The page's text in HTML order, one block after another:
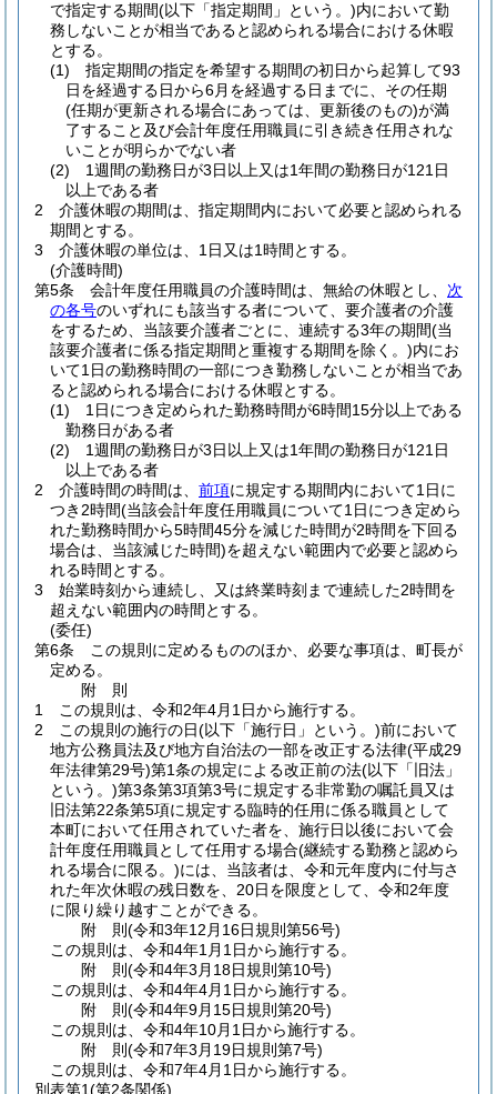
で指定する期間(以下「指定期間」という。)内において勤
務しないことが相当であると認められる場合における休暇
とする。
(1)
指定期間の指定を希望する期間の初日から起算して93
日を経過する日から6月を経過する日までに、その任期
(任期が更新される場合にあっては、更新後のもの)が満
了すること及び会計年度任用職員に引き続き任用されな
いことが明らかでない者
(2)
1週間の勤務日が3日以上又は1年間の勤務日が121日
以上である者
2
介護休暇の期間は、指定期間内において必要と認められる
期間とする。
3
介護休暇の単位は、1日又は1時間とする。
(介護時間)
第5条
会計年度任用職員の介護時間は、無給の休暇とし、 次
の各号のいずれにも該当する者について、要介護者の介護
をするため、当該要介護者ごとに、連続する3年の期間(当
該要介護者に係る指定期間と重複する期間を除く。)内にお
いて1日の勤務時間の一部につき勤務しないことが相当であ
ると認められる場合における休暇とする。
(1)
1日につき定められた勤務時間が6時間15分以上である
勤務日がある者
(2)
1週間の勤務日が3日以上又は1年間の勤務日が121日
以上である者
2
介護時間の時間は、 前項に規定する期間内において1日に
つき2時間(当該会計年度任用職員について1日につき定めら
れた勤務時間から5時間45分を減じた時間が2時間を下回る
場合は、当該減じた時間)を超えない範囲内で必要と認めら
れる時間とする。
3
始業時刻から連続し、又は終業時刻まで連続した2時間を
超えない範囲内の時間とする。
(委任)
第6条
この規則に定めるもののほか、必要な事項は、町長が
定める。
附 則
1
この規則は、令和2年4月1日から施行する。
2
この規則の施行の日(以下「施行日」という。)前において
地方公務員法及び地方自治法の一部を改正する法律(平成29
年法律第29号)第1条の規定による改正前の法(以下「旧法」
という。)第3条第3項第3号に規定する非常勤の嘱託員又は
旧法第22条第5項に規定する臨時的任用に係る職員として
本町において任用されていた者を、施行日以後において会
計年度任用職員として任用する場合(継続する勤務と認めら
れる場合に限る。)には、当該者は、令和元年度内に付与さ
れた年次休暇の残日数を、20日を限度として、令和2年度
に限り繰り越すことができる。
附 則(令和3年12月16日規則第56号)
この規則は、令和4年1月1日から施行する。
附 則(令和4年3月18日規則第10号)
この規則は、令和4年4月1日から施行する。
附 則(令和4年9月15日規則第20号)
この規則は、令和4年10月1日から施行する。
附 則(令和7年3月19日規則第7号)
この規則は、令和7年4月1日から施行する。
別表第1(第2条関係)